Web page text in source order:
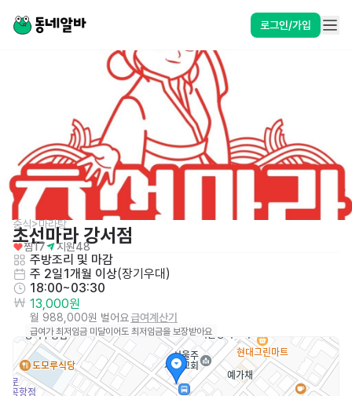
로그인/가입
중식>마라탕
초선마라 강서점
찜17 지원48
주방조리 및 마감
주 2일1개월 이상(장기우대 )
18:00~03:30
13,000원
월 988,000원 벌어요급여계산기
급여가 최저임금 미달이어도 최저임금을 보장받아요